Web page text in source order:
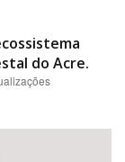
do Acre.